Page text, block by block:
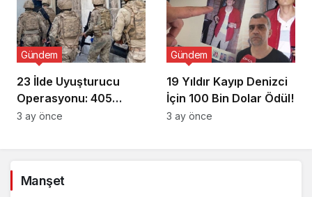
23 İlde Uyuşturucu
Operasyonu: 405
Gözaltı!
Gündem
3 ay önce
19 Yıldır Kayıp Denizci
İçin 100 Bin Dolar Ödül!
Gündem
3 ay önce
Manşet